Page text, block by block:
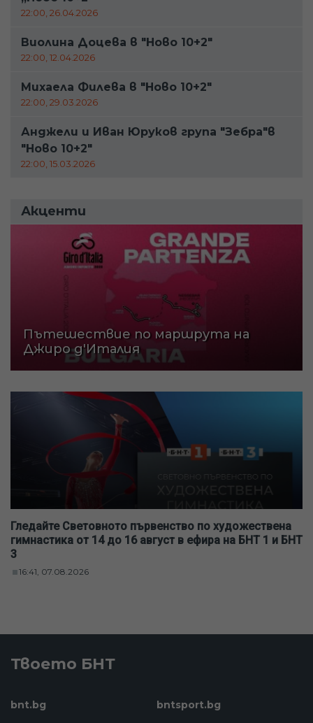
22:00, 26.04.2026
Виолина Доцева в "Ново 10+2"
22:00, 12.04.2026
Михаела Филева в "Ново 10+2"
22:00, 29.03.2026
Анджели и Иван Юруков група "Зебра"в
"Ново 10+2"
22:00, 15.03.2026
Акценти
Пътешествие по маршрута на
Джиро д'Италия
Гледайте Световното първенство по художествена
гимнастика от 14 до 16 август в ефира на БНТ 1 и БНТ
3
16:41, 07.08.2026
Твоето БНТ
bnt.bg
bntsport.bg